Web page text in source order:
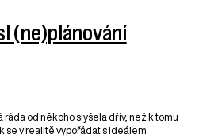
(ne)plánování
ráda od někoho slyšela dřív, než k tomu
se v realitě vypořádat s ideálem